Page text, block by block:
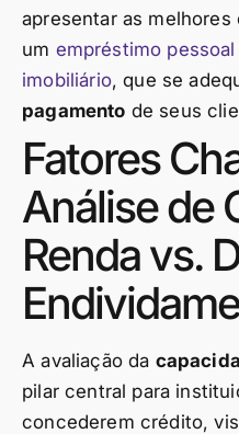
apresentar as
um empréstimo pessoal
imobiliário, que se
pagamento de seus
Fatores
Análise de
Renda vs.
A avaliação da
pilar central para
concederem crédito,